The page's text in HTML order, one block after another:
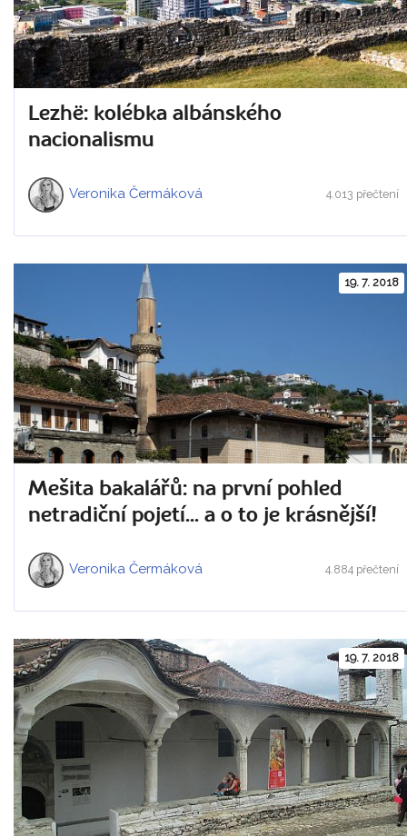
Lezhë: kolébka albánského
nacionalismu
Veronika Čermáková 4.013 přečtení
19. 7. 2018
Mešita bakalářů: na první pohled
netradiční pojetí... a o to je krásnější!
Veronika Čermáková 4.884 přečtení
19. 7. 2018